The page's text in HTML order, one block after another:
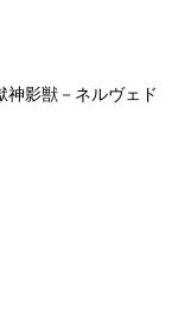
影獣－ネルヴェド